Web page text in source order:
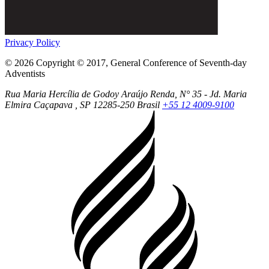
Privacy Policy
© 2026 Copyright © 2017, General Conference of Seventh-day
Adventists
Rua Maria Hercília de Godoy Araújo Renda, N° 35 - Jd. Maria
Elmira Caçapava , SP 12285-250 Brasil +55 12 4009-9100